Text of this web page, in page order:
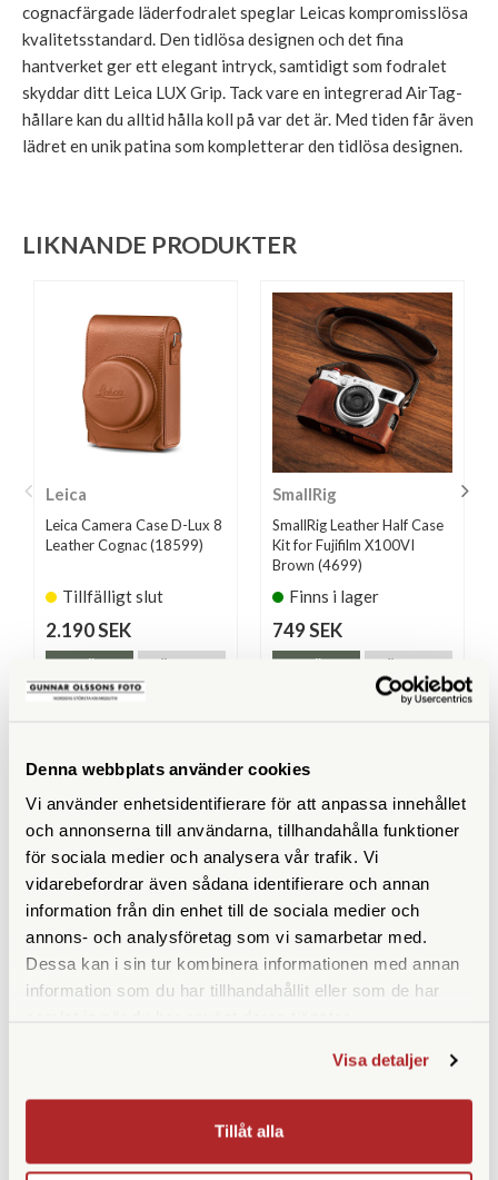
Denna webbplats använder cookies
Vi använder enhetsidentifierare för att anpassa innehållet
och annonserna till användarna, tillhandahålla funktioner
för sociala medier och analysera vår trafik. Vi
vidarebefordrar även sådana identifierare och annan
information från din enhet till de sociala medier och
annons- och analysföretag som vi samarbetar med.
Dessa kan i sin tur kombinera informationen med annan
information som du har tillhandahållit eller som de har
Visa detaljer
Tillåt alla
cognacfärgade läderfodralet speglar Leicas kompromisslösa
kvalitetsstandard. Den tidlösa designen och det fina
hantverket ger ett elegant intryck, samtidigt som fodralet
skyddar ditt Leica LUX Grip. Tack vare en integrerad AirTag-
hållare kan du alltid hålla koll på var det är. Med tiden får även
lädret en unik patina som kompletterar den tidlösa designen.
LIKNANDE PRODUKTER
Leica
Leica Camera Case D-Lux 8
Leather Cognac (18599)
Tillfälligt slut
2.190 SEK
SmallRig
SmallRig Leather Half Case
Kit for Fujifilm X100VI
Brown (4699)
Finns i lager
749 SEK
ANDRA KÖPTE ÄVEN
Ej i lager
(18mm) (57101)
Finns i lager